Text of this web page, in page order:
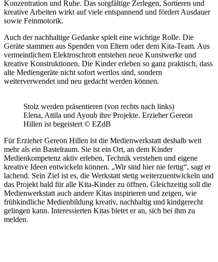
Konzentration und Ruhe. Das sorgfältige Zerlegen, Sortieren und
kreative Arbeiten wirkt auf viele entspannend und fördert Ausdauer
sowie Feinmotorik.
Auch der nachhaltige Gedanke spielt eine wichtige Rolle. Die
Geräte stammen aus Spenden von Eltern oder dem Kita-Team. Aus
vermeintlichem Elektroschrott entstehen neue Kunstwerke und
kreative Konstruktionen. Die Kinder erleben so ganz praktisch, dass
alte Mediengeräte nicht sofort wertlos sind, sondern
weiterverwendet und neu gedacht werden können.
Stolz werden präsentieren (von rechts nach links)
Elena, Attila und Ayoub ihre Projekte. Erzieher Gereon
Hillen ist begeistert © EZdB
Für Erzieher Gereon Hillen ist die Medienwerkstatt deshalb weit
mehr als ein Bastelraum. Sie ist ein Ort, an dem Kinder
Medienkompetenz aktiv erleben, Technik verstehen und eigene
kreative Ideen entwickeln können. „Wir sind hier nie fertig“, sagt er
lachend. Sein Ziel ist es, die Werkstatt stetig weiterzuentwickeln und
das Projekt bald für alle Kita-Kinder zu öffnen. Gleichzeitig soll die
Medienwerkstatt auch andere Kitas inspirieren und zeigen, wie
frühkindliche Medienbildung kreativ, nachhaltig und kindgerecht
gelingen kann. Interessierten Kitas bietet er an, sich bei ihm zu
melden.